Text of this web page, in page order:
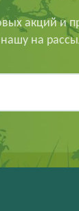
акций и
на